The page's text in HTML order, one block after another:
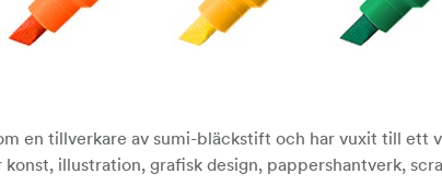
en tillverkare av sumi-bläckstift och har vuxit till ett
illustration, grafisk design, pappershantverk,